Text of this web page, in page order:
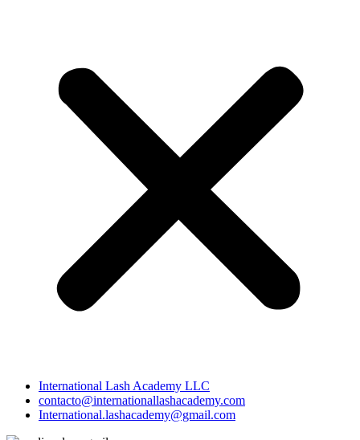
International Lash Academy LLC
contacto@internationallashacademy.com
International.lashacademy@gmail.com